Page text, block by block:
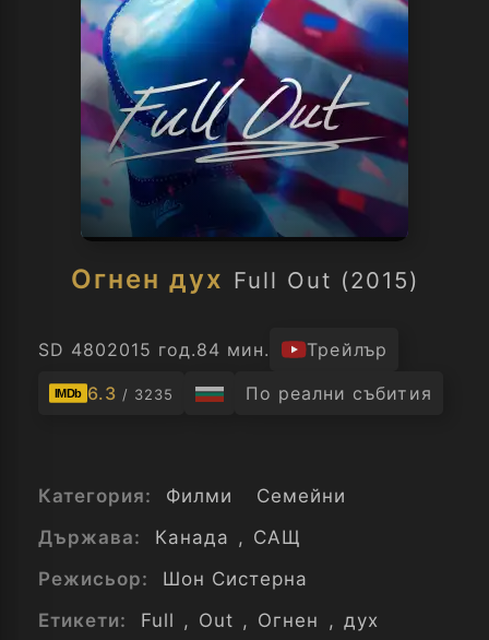
Огнен дух Full Out (2015)
SD 4802015 год.84 мин. Трейлър
IMDb 6.3 / 3235 По реални събития
Категория: Филми
Семейни
Държава:
Канада , САЩ
Режисьор:
Шон Систерна
Етикети:
Full , Out , Огнен , дух